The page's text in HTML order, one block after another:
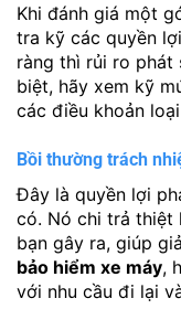
Khi đánh giá một
tra kỹ các quyền
ràng thì rủi ro phát
biệt, hãy xem kỹ
các điều khoản
Bồi thường trách
Đây là quyền lợi
có. Nó chi trả thiệt
bạn gây ra, giúp
bảo hiểm xe máy,
với nhu cầu đi lại